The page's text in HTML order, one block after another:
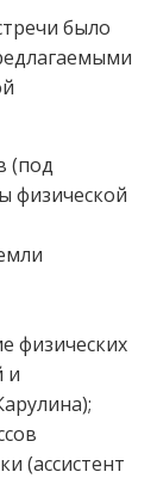
было
(под
физической
физических
и
(ассистент